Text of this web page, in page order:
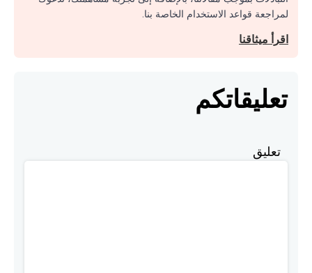
لمراجعة قواعد الاستخدام الخاصة بنا.
اقرأ ميثاقنا
تعليقاتكم
تعليق